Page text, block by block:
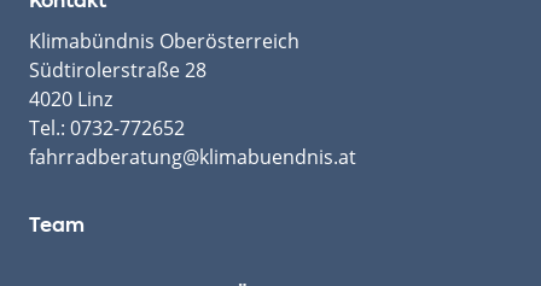
Klimabündnis Oberösterreich
Südtirolerstraße 28
4020 Linz
Tel.: 0732-772652
fahrradberatung@klimabuendnis.at
Team